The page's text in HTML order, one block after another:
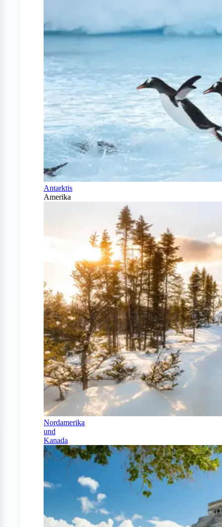
Antarktis
Amerika
Nordamerika
und
Kanada